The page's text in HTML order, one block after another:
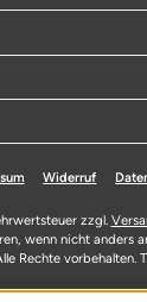
Widerruf
zzgl.
wenn nicht anders
Rechte vorbehalten.